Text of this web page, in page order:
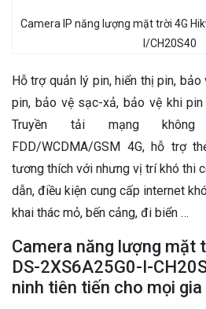
Camera IP năng lượng mặt trời 4G
I/CH20S40
Hỗ trợ quản lý pin, hiển thị pin,
pin, bảo vệ sạc-xả, bảo vệ khi
Truyền tải mạng không
FDD/WCDMA/GSM 4G, hỗ trợ
tương thích với nhưng vị trí khó thi
dẫn, điều kiện cung cấp internet
khai thác mỏ, bến cảng, đi biển …
Camera năng lượng mặt
DS-2XS6A25G0-I-
ninh tiên tiến cho mọi